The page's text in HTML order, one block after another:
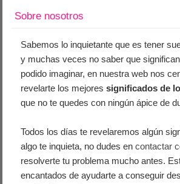
Sobre nosotros
Sabemos lo inquietante que es tener
y muchas veces no saber que
podido imaginar, en nuestra web nos
revelarte los mejoressignificados de
que no te quedes con ningún ápice de
Todos los días te revelaremos algún
algo te inquieta, no dudes encontactar
resolverte tu problema mucho antes.
encantados de ayudarte a conseguir